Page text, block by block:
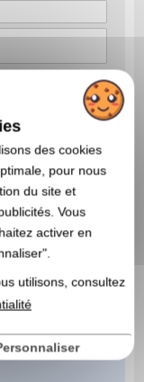
vous acceptez nos
politique de
des cookies
pour nous
du site et
Vous
activer en
utilisons, consultez